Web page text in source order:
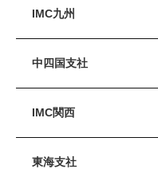
IMC九州
中四国支社
IMC関西
東海支社